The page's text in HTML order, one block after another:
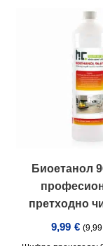
Биоетанол
претходно
9,99 € (9,99